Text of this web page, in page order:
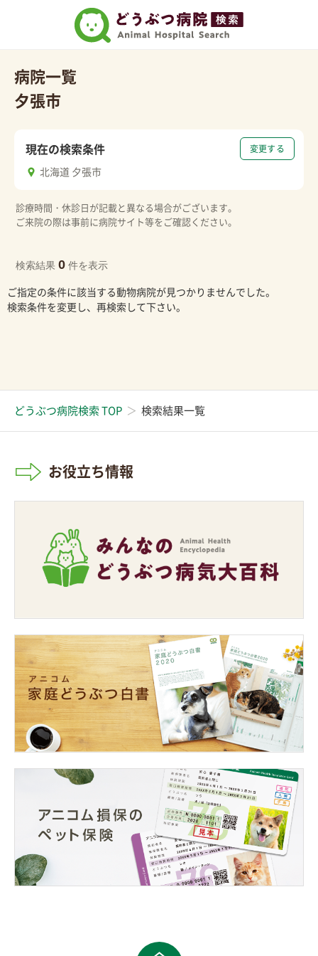
病院一覧
夕張市
変更する
現在の検索条件
北海道 夕張市
診療時間・休診日が記載と異なる場合がございます。
ご来院の際は事前に病院サイト等をご確認ください。
検索結果 0 件を表示
ご指定の条件に該当する動物病院が見つかりませんでした。
検索条件を変更し、再検索して下さい。
どうぶつ病院検索 TOP 検索結果一覧
お役立ち情報